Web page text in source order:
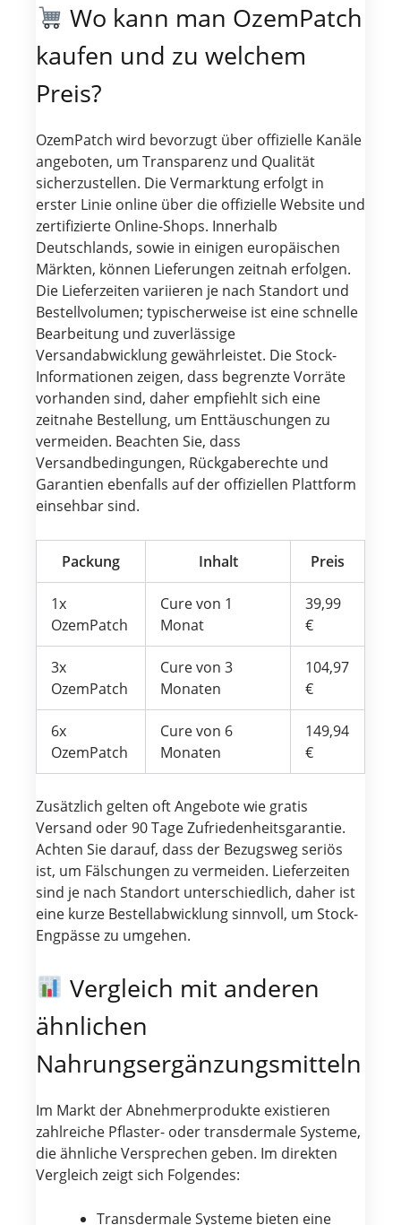
Wo kann man OzemPatch
kaufen und zu welchem
Preis?
OzemPatch wird bevorzugt über offizielle Kanäle
angeboten, um Transparenz und Qualität
sicherzustellen. Die Vermarktung erfolgt in
erster Linie online über die offizielle Website und
zertifizierte Online-Shops. Innerhalb
Deutschlands, sowie in einigen europäischen
Märkten, können Lieferungen zeitnah erfolgen.
Die Lieferzeiten variieren je nach Standort und
Bestellvolumen; typischerweise ist eine schnelle
Bearbeitung und zuverlässige
Versandabwicklung gewährleistet. Die Stock-
Informationen zeigen, dass begrenzte Vorräte
vorhanden sind, daher empfiehlt sich eine
zeitnahe Bestellung, um Enttäuschungen zu
vermeiden. Beachten Sie, dass
Versandbedingungen, Rückgaberechte und
Garantien ebenfalls auf der offiziellen Plattform
einsehbar sind.
Packung Inhalt Preis
1x
OzemPatch
Cure von 1
Monat
39,99
€
3x
OzemPatch
Cure von 3
Monaten
104,97
€
6x
OzemPatch
Cure von 6
Monaten
149,94
€
Zusätzlich gelten oft Angebote wie gratis
Versand oder 90 Tage Zufriedenheitsgarantie.
Achten Sie darauf, dass der Bezugsweg seriös
ist, um Fälschungen zu vermeiden. Lieferzeiten
sind je nach Standort unterschiedlich, daher ist
eine kurze Bestellabwicklung sinnvoll, um Stock-
Engpässe zu umgehen.
Vergleich mit anderen
ähnlichen
Nahrungsergänzungsmitteln
Im Markt der Abnehmerprodukte existieren
zahlreiche Pflaster- oder transdermale Systeme,
die ähnliche Versprechen geben. Im direkten
Vergleich zeigt sich Folgendes:
Transdermale Systeme bieten eine